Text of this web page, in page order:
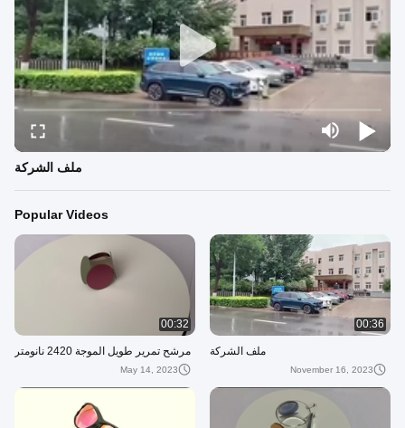
ملف الشركة
Popular Videos
00:36
ملف الشركة
November 16, 2023
00:32
مرشح تمرير طويل الموجة 2420 نانومتر
May 14, 2023